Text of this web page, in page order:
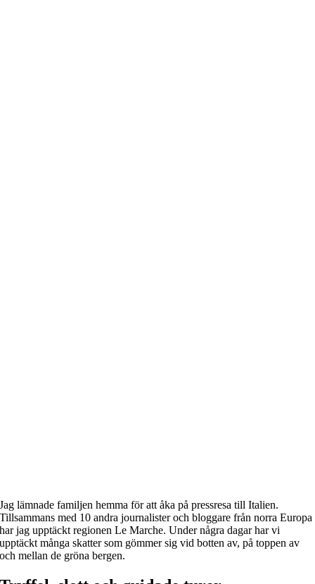
Jag lämnade familjen hemma för att åka på pressresa till Italien.
Tillsammans med 10 andra journalister och bloggare från norra Europa
har jag upptäckt regionen Le Marche. Under några dagar har vi
upptäckt många skatter som gömmer sig vid botten av, på toppen av
och mellan de gröna bergen.